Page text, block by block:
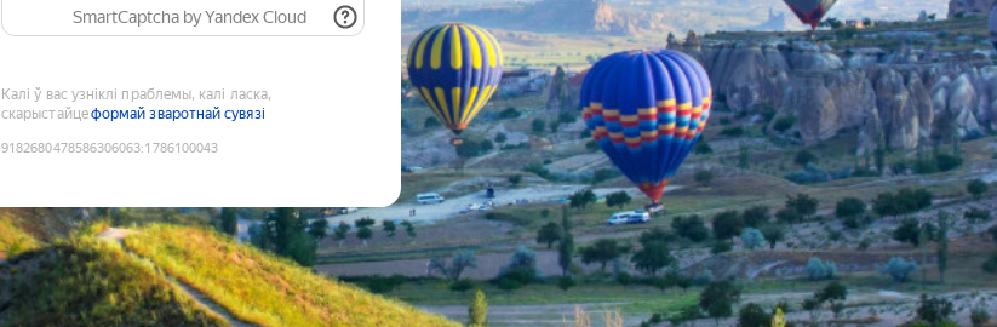
SmartCaptcha by Yandex Cloud
Калі ў вас узніклі праблемы, калі ласка,
скарыстайцеформай зваротнай сувязі
9182680478586306063:1786100043